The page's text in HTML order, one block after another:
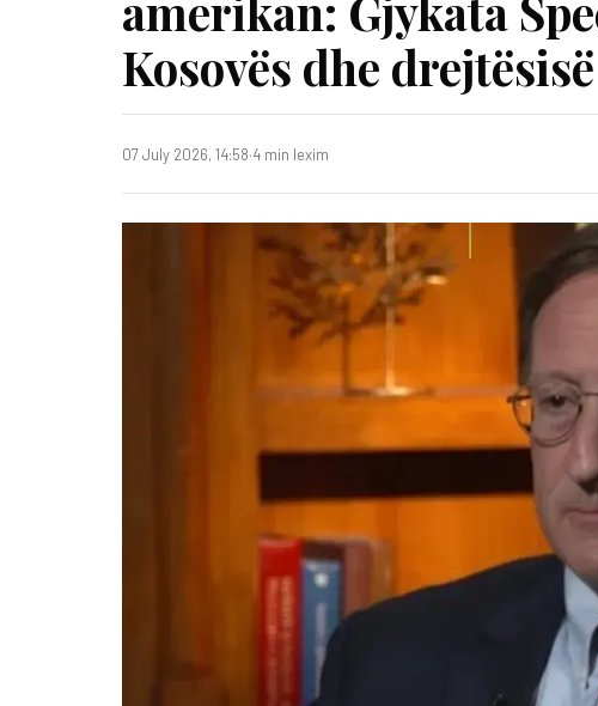
Kosovës dhe drejtësisë
07 July 2026, 14:58·4 min lexim